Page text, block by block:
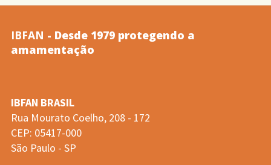
IBFAN - Desde 1979 protegendo a
amamentação
IBFAN BRASIL
Rua Mourato Coelho, 208 - 172
CEP: 05417-000
São Paulo - SP